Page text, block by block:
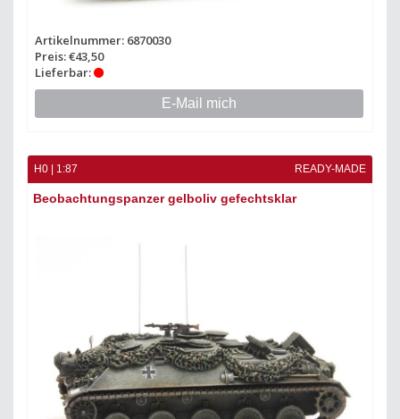
Artikelnummer: 6870030
Preis: €43,50
Lieferbar:
E-Mail mich
H0 | 1:87 READY-MADE
Beobachtungspanzer gelboliv gefechtsklar